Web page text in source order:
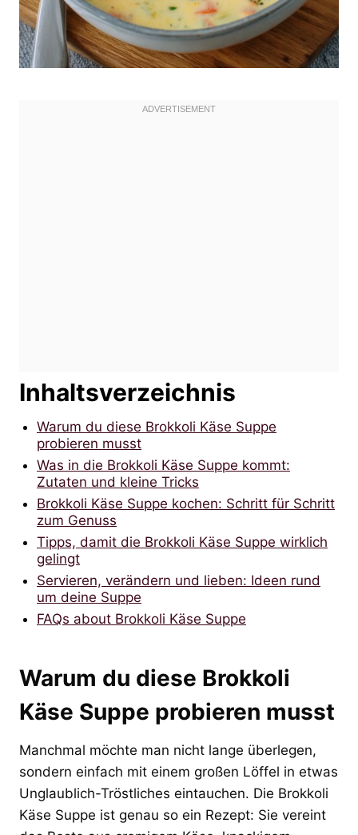
Inhaltsverzeichnis
Warum du diese Brokkoli Käse Suppe
probieren musst
Was in die Brokkoli Käse Suppe kommt:
Zutaten und kleine Tricks
Brokkoli Käse Suppe kochen: Schritt für Schritt
zum Genuss
Tipps, damit die Brokkoli Käse Suppe wirklich
gelingt
Servieren, verändern und lieben: Ideen rund
um deine Suppe
FAQs about Brokkoli Käse Suppe
Warum du diese Brokkoli
Käse Suppe probieren musst
Manchmal möchte man nicht lange überlegen,
sondern einfach mit einem großen Löffel in etwas
Unglaublich-Tröstliches eintauchen. Die Brokkoli
Käse Suppe ist genau so ein Rezept: Sie vereint